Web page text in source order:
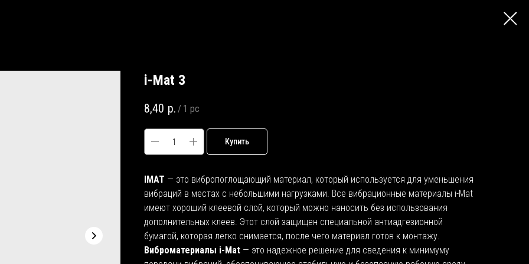
i-Mat 3
8,40 р. / 1 pc
Купить
IMAT — это вибропоглощающий материал, который используется для уменьшения
вибраций в местах с небольшими нагрузками. Все вибрационные материалы i-Mat
имеют хороший клеевой слой, который можно наносить без использования
дополнительных клеев. Этот слой защищен специальной антиадгезионной
бумагой, которая легко снимается, после чего материал готов к монтажу.
Виброматериалы i-Mat — это надежное решение для сведения к минимуму